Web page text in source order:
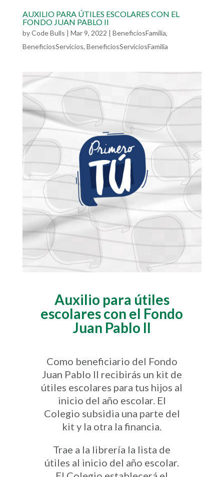
AUXILIO PARA ÚTILES ESCOLARES CON EL
FONDO JUAN PABLO II
byCode Bulls Mar 9, 2022 BeneficiosFamilia,
BeneficiosServicios, BeneficiosServiciosFamilia
Auxilio para útiles
escolares con el Fondo
Juan Pablo II
Como beneficiario del Fondo
Juan Pablo II recibirás un kit de
útiles escolares para tus hijos al
inicio del año escolar. El
Colegio subsidia una parte del
kit y la otra la financia.
Trae a la librería la lista de
útiles al inicio del año escolar.